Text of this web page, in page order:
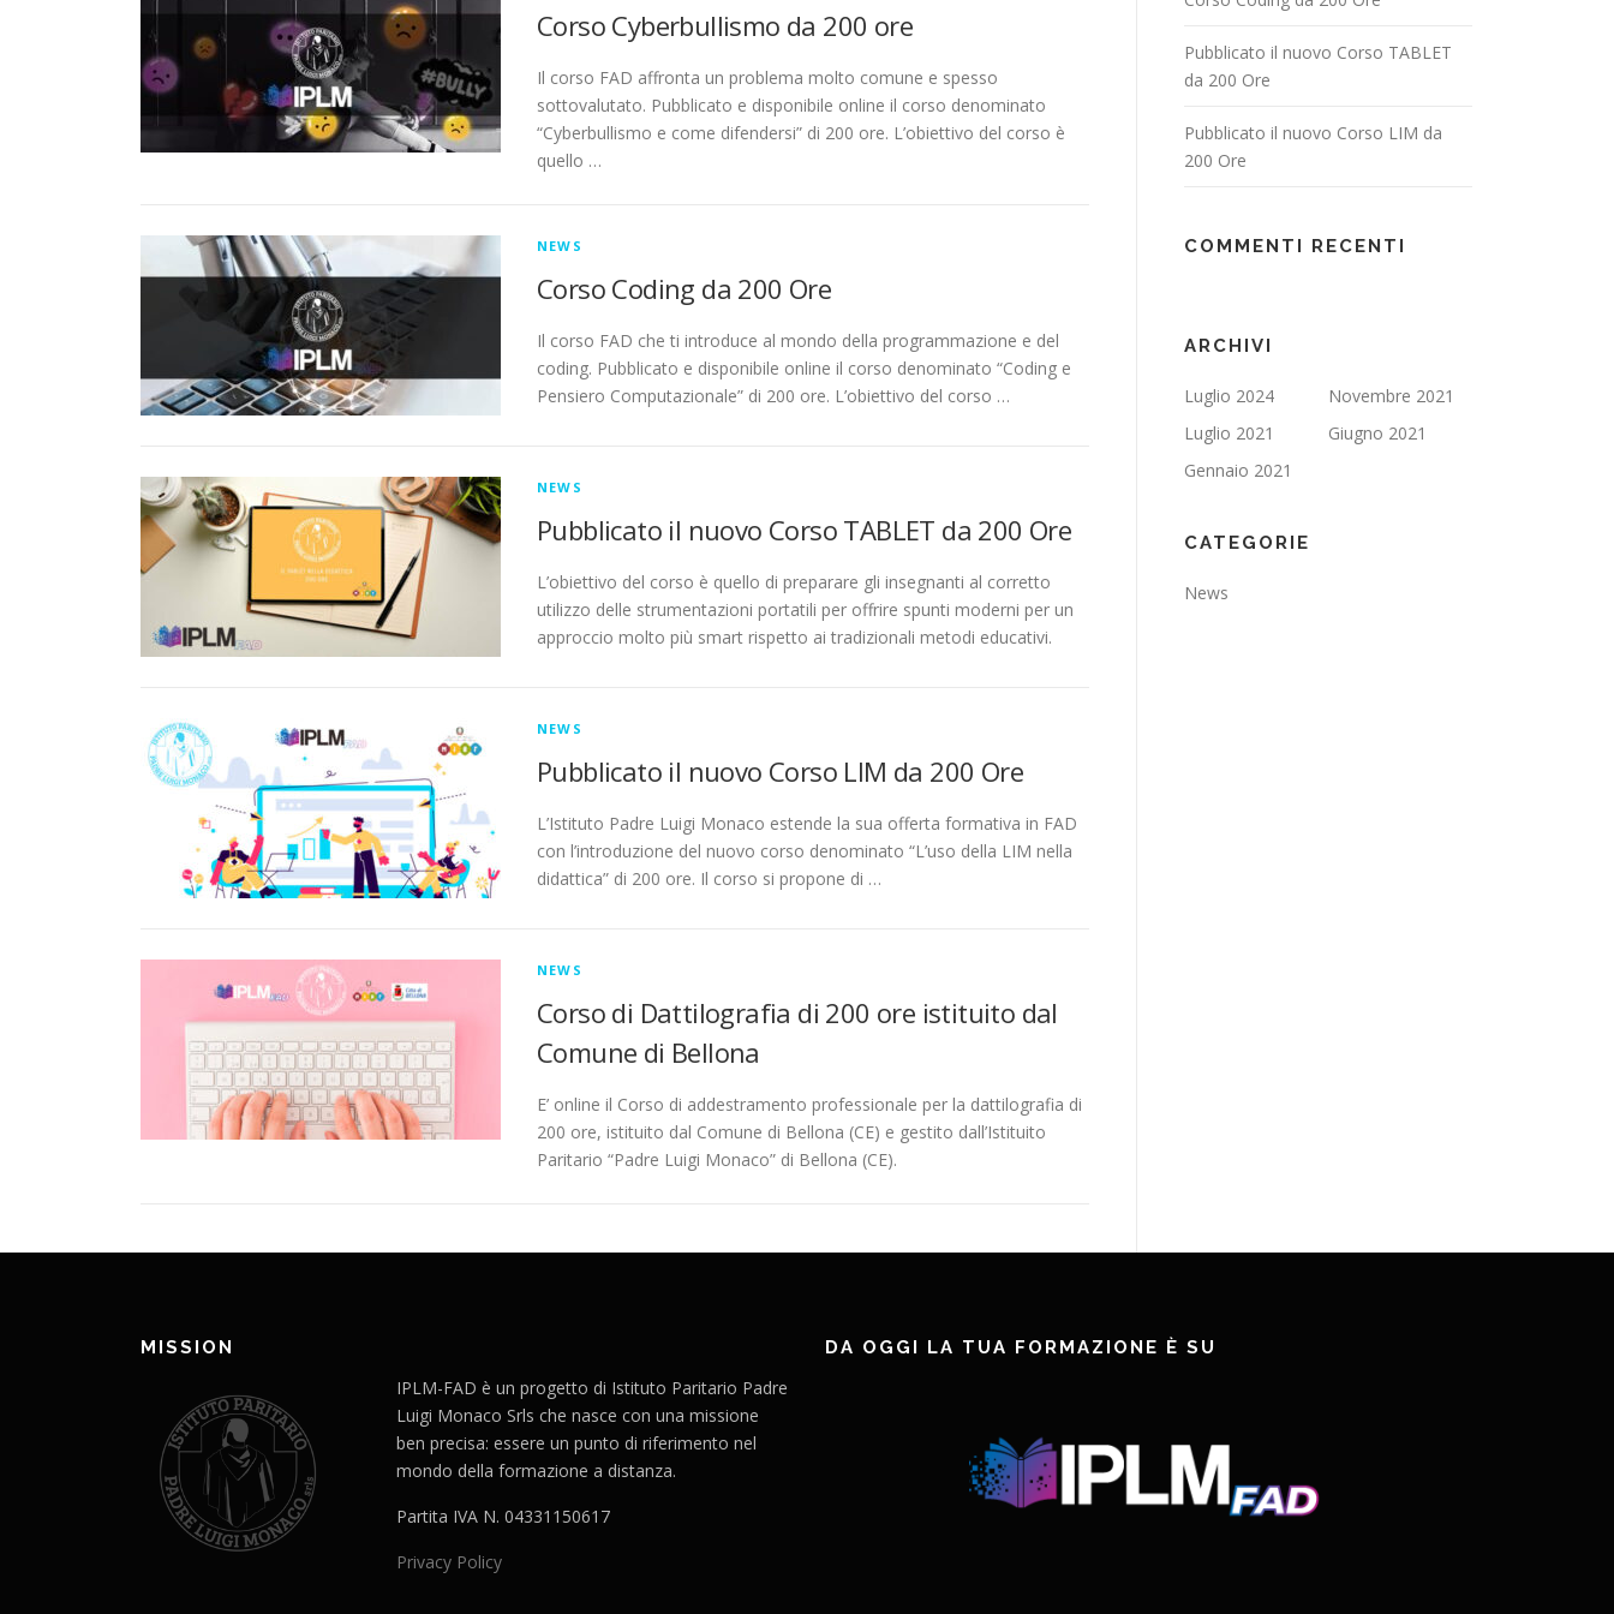
Corso Cyberbullismo da 200 ore
Il corso FAD affronta un problema molto comune e spesso
sottovalutato. Pubblicato e disponibile online il corso denominato
“Cyberbullismo e come difendersi” di 200 ore. L’obiettivo del corso è
quello …
NEWS
Corso Coding da 200 Ore
Il corso FAD che ti introduce al mondo della programmazione e del
coding. Pubblicato e disponibile online il corso denominato “Coding e
Pensiero Computazionale” di 200 ore. L’obiettivo del corso …
NEWS
Pubblicato il nuovo Corso TABLET da 200 Ore
L’obiettivo del corso è quello di preparare gli insegnanti al corretto
utilizzo delle strumentazioni portatili per offrire spunti moderni per un
approccio molto più smart rispetto ai tradizionali metodi educativi.
NEWS
Pubblicato il nuovo Corso LIM da 200 Ore
L’Istituto Padre Luigi Monaco estende la sua offerta formativa in FAD
con l’introduzione del nuovo corso denominato “L’uso della LIM nella
didattica” di 200 ore. Il corso si propone di …
NEWS
Corso di Dattilografia di 200 ore istituito dal
Comune di Bellona
E’ online il Corso di addestramento professionale per la dattilografia di
200 ore, istituito dal Comune di Bellona (CE) e gestito dall’Istituito
Paritario “Padre Luigi Monaco” di Bellona (CE).
Pubblicato il nuovo Corso TABLET
da 200 Ore
Pubblicato il nuovo Corso LIM da
200 Ore
COMMENTI RECENTI
ARCHIVI
Luglio 2024
Novembre 2021
Luglio 2021
Giugno 2021
Gennaio 2021
CATEGORIE
News
MISSION
IPLM-FAD è un progetto di Istituto Paritario Padre
Luigi Monaco Srls che nasce con una missione
ben precisa: essere un punto di riferimento nel
mondo della formazione a distanza.
Partita IVA N. 04331150617
Privacy Policy
DA OGGI LA TUA FORMAZIONE È SU